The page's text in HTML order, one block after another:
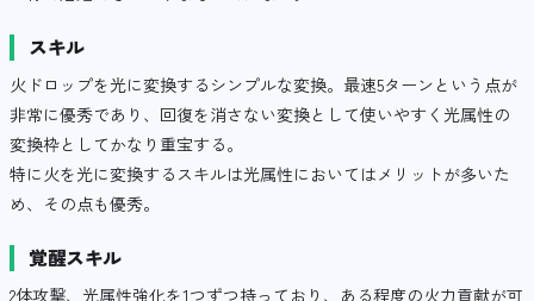
スキル
火ドロップを光に変換するシンプルな変換。最速5ターンという点が
非常に優秀であり、回復を消さない変換として使いやすく光属性の
変換枠としてかなり重宝する。
特に火を光に変換するスキルは光属性においてはメリットが多いた
め、その点も優秀。
覚醒スキル
2体攻撃、光属性強化を1つずつ持っており、ある程度の火力貢献が可